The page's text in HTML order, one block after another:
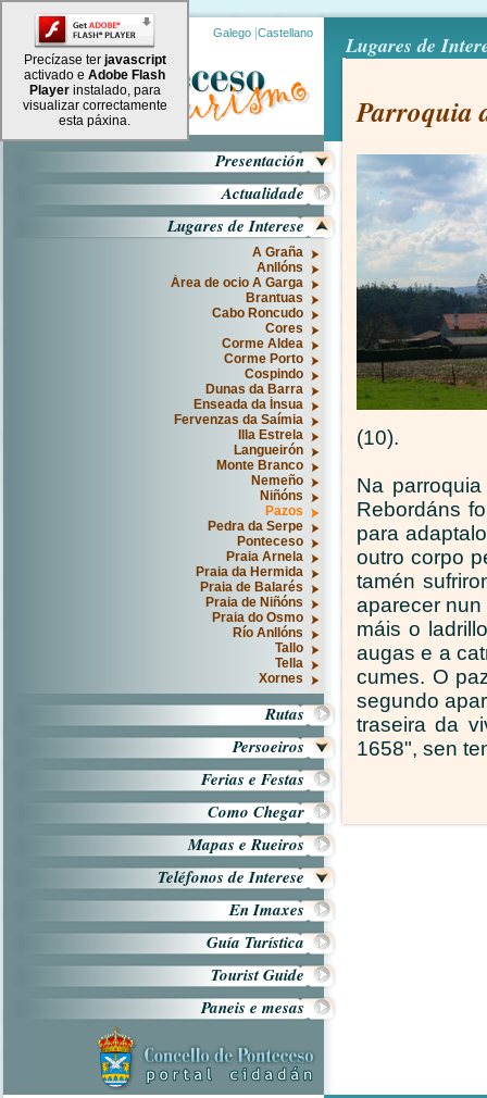
Precízase ter javascript
activado e Adobe Flash
Playerinstalado, para
visualizar correctamente
esta páxina.
Galego Castellano
Presentación
Actualidade
Lugares de Interese
A Graña
Anllóns
Área de ocio A Garga
Brantuas
Cabo Roncudo
Cores
Corme Aldea
Corme Porto
Cospindo
Dunas da Barra
Enseada da Ínsua
Fervenzas da Saímia
Illa Estrela
Langueirón
Monte Branco
Nemeño
Niñóns
Pazos
Pedra da Serpe
Ponteceso
Praia Arnela
Praia da Hermida
Praia de Balarés
Praia de Niñóns
Praia do Osmo
Río Anllóns
Tallo
Tella
Xornes
Rutas
Persoeiros
Ferias e Festas
Como Chegar
Mapas e Rueiros
Teléfonos de Interese
En Imaxes
Guía Turística
Tourist Guide
Paneis e mesas
Lugares de
Parroquia
(10).
Na
Rebordáns
para
outro corpo
tamén
aparecer
máis o
augas e a
cumes. O
segundo
traseira da
1658", sen